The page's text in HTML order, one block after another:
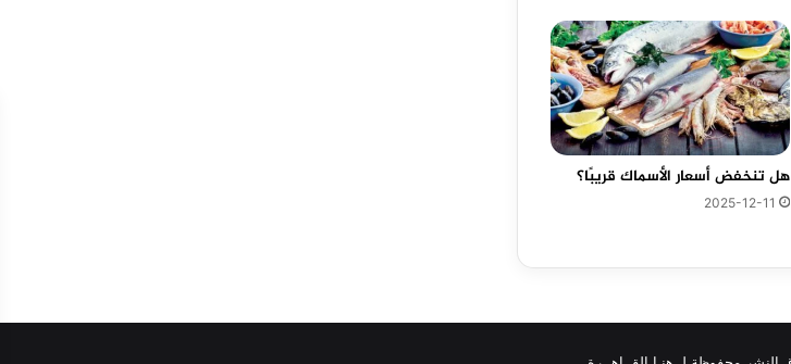
هل تنخفض أسعار الأسماك قريبًا؟
2025-12-11